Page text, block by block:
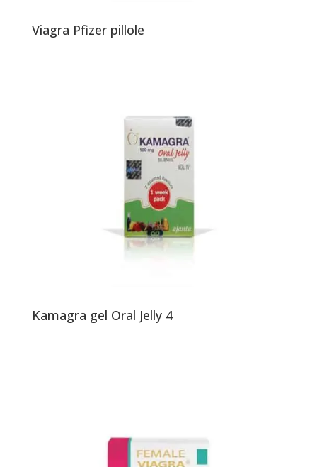
Viagra Pfizer pillole
Kamagra gel Oral Jelly 4